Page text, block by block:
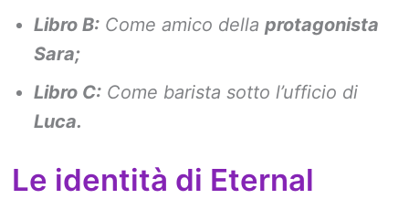
Libro B: Come amico della protagonista
Sara;
Libro C: Come barista sotto l’ufficio di
Luca.
Le identità di Eternal